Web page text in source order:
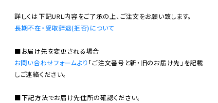
長期不在・受取辞退(拒否)について
お問い合わせフォームより 「ご注文番号と新・旧のお届け先」を記載
しご連絡ください。
■下記方法でお届け先住所の確認ください。